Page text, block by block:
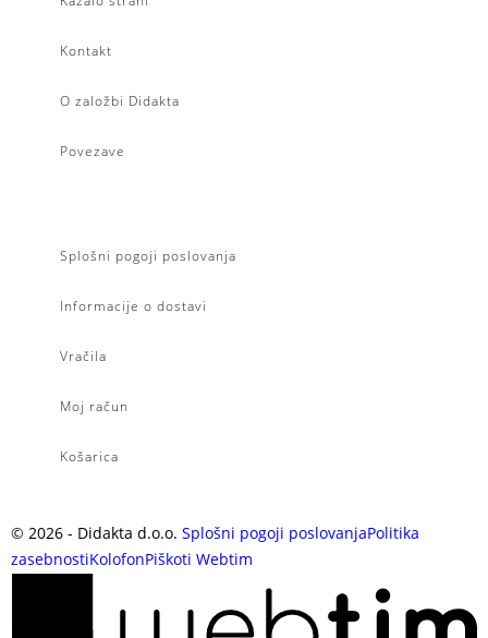
Kontakt
O založbi Didakta
Povezave
Splošni pogoji poslovanja
Informacije o dostavi
Vračila
Moj račun
Košarica
© 2026 - Didakta d.o.o. Splošni pogoji poslovanjaPolitika
zasebnostiKolofonPiškoti Webtim